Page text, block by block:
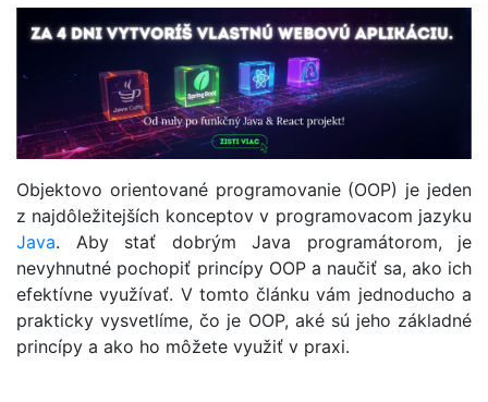
Objektovo orientované programovanie (OOP) je jeden
z najdôležitejších konceptov v programovacom jazyku
Java. Aby stať dobrým Java programátorom, je
nevyhnutné pochopiť princípy OOP a naučiť sa, ako ich
efektívne využívať. V tomto článku vám jednoducho a
prakticky vysvetlíme, čo je OOP, aké sú jeho základné
princípy a ako ho môžete využiť v praxi.